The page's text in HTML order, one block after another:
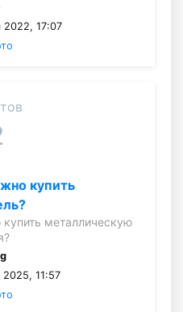
2022, 17:07
купить
металлическую
11:57